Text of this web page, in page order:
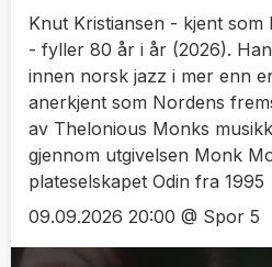
Knut Kristiansen - kjent som
- fyller 80 år i år (2026).
innen norsk jazz i mer enn
anerkjent som Nordens
av Thelonious Monks
gjennom utgivelsen Monk
plateselskapet Odin fra 1995
09.09.2026 20:00 @ Spor 5